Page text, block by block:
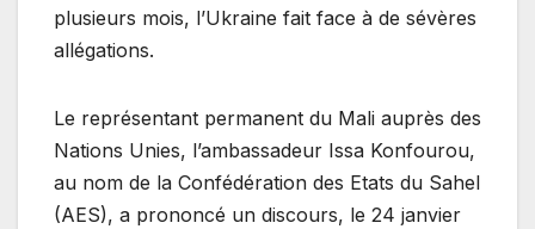
plusieurs mois, l’Ukraine fait face à de sévères
allégations.
Le représentant permanent du Mali auprès des
Nations Unies, l’ambassadeur Issa Konfourou,
au nom de la Confédération des Etats du Sahel
(AES), a prononcé un discours, le 24 janvier